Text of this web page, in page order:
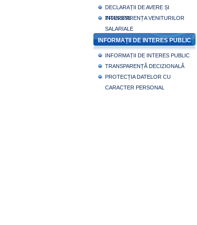
DECLARAȚII DE AVERE ȘI
INTERESE
TRANSPARENȚA VENITURILOR
SALARIALE
INFORMAȚII DE INTERES PUBLIC
INFORMAȚII DE INTERES PUBLIC
TRANSPARENȚĂ DECIZIONALĂ
PROTECȚIA DATELOR CU
CARACTER PERSONAL